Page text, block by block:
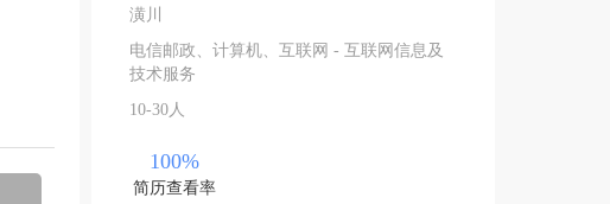
潢川
电信邮政、计算机、互联网 - 互联网信息及
技术服务
10-30人
100%
简历查看率